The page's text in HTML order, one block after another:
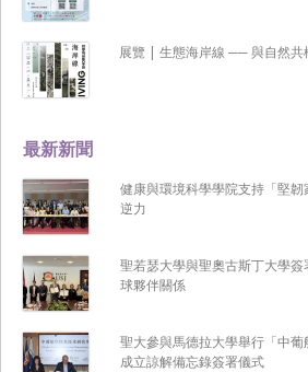
最新新聞
健康與環境科學學院支持「堅
逆力
聖若瑟大學與聖奧古斯丁大學
球夥伴關係
聖大參與馬德拉大學舉行「中葡
成立諒解備忘錄簽署儀式
展覽 | 生態海岸線 ── 與自然共